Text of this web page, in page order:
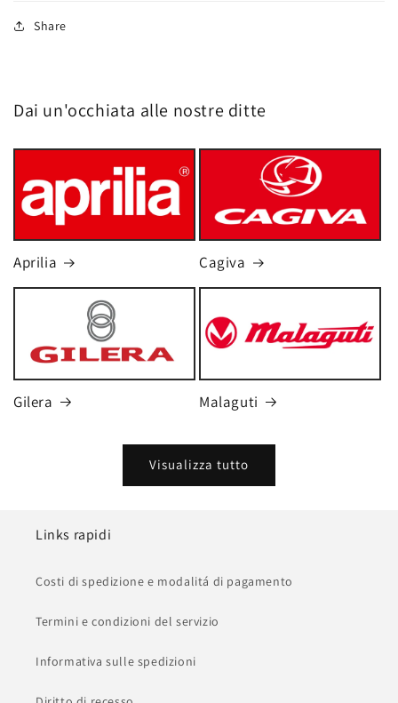
Share
Dai un'occhiata alle nostre ditte
Aprilia Cagiva
Gilera Malaguti
Visualizza tutto
Links rapidi
Costi di spedizione e modalitá di pagamento
Termini e condizioni del servizio
Informativa sulle spedizioni